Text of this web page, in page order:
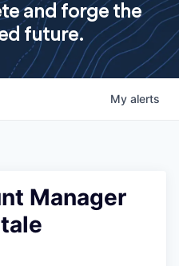
and forge the
future.
My alerts
Manager